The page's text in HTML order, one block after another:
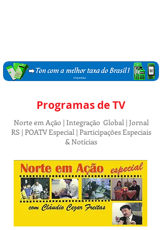
Programas de TV
Norte em Ação | Integração Global | Jornal
RS | POATV Especial | Participações Especiais
& Notícias